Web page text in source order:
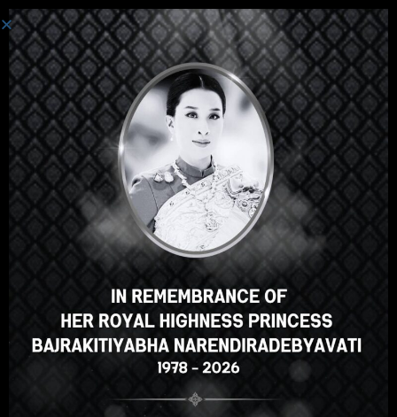
Login
Hey there, great course, right?
Do you like this course?
ENROLL COURSE
Select your language
ภาษาไทย Russian
Japanese German